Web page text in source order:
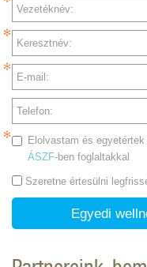
Vezetéknév:
Keresztnév:
E-mail:
Telefon:
Elolvastam és egyetértek
ÁSZF-ben foglaltakkal
Szeretne értesülni
Egyedi